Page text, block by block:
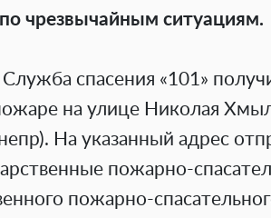
чрезвычайным ситуациям.
спасения «101»
на улице Николая
На указанный адрес
пожарно-
пожарно-